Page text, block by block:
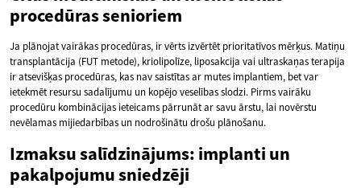
procedūras senioriem
Ja plānojat vairākas procedūras, ir vērts izvērtēt prioritatīvos mērķus. Matiņu
transplantācija (FUT metode), kriolipolīze, liposakcija vai ultraskaņas terapija
ir atsevišķas procedūras, kas nav saistītas ar mutes implantiem, bet var
ietekmēt resursu sadalījumu un kopējo veselības slodzi. Pirms vairāku
procedūru kombinācijas ieteicams pārrunāt ar savu ārstu, lai novērstu
nevēlamas mijiedarbības un nodrošinātu drošu plānošanu.
Izmaksu salīdzinājums: implanti un
pakalpojumu sniedzēji